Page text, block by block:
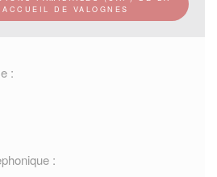
DE VALOGNES
:
: